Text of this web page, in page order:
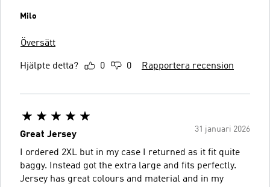
Milo
Översätt
Hjälpte detta? 0 0 Rapportera recension
31 januari 2026
Great Jersey
I ordered 2XL but in my case I returned as it fit quite
baggy. Instead got the extra large and fits perfectly.
Jersey has great colours and material and in my